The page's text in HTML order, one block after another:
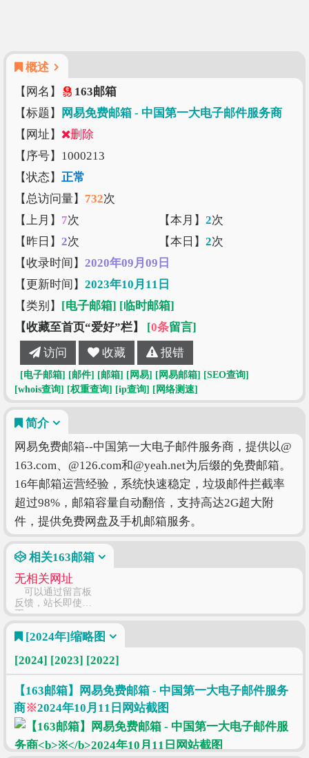
概述
【网名】
163邮箱
【标题】
网易免费邮箱 - 中国第一大电子邮件服务商
【网址】
删除
【序号】1000213
【状态】 正常
【总访问量】 732次
【上月】 7次 【本月】 2次
【昨日】 2次 【本日】 2次
【收录时间】 2020年09月09日
【更新时间】 2023年10月11日
【类别】 [电子邮箱] [临时邮箱]
【收藏至首页“爱好”栏】
[0条留言]
访问 收藏 报错
[电子邮箱] [邮件] [邮箱] [网易] [网易邮箱] [SEO查询]
[whois查询] [权重查询] [ip查询] [网络测速]
简介
网易免费邮箱--中国第一大电子邮件服务商，提供以@
163.com、@126.com和@yeah.net为后缀的免费邮箱。
16年邮箱运营经验，系统快速稳定，垃圾邮件拦截率
超过98%，邮箱容量自动翻倍，支持高达2G超大附
件，提供免费网盘及手机邮箱服务。
相关163邮箱
无相关网址
可以通过留言板
反馈，站长即使修
正
[2024年]缩略图
[2024] [2023] [2022]
【163邮箱】网易免费邮箱 - 中国第一大电子邮件服务
商※2024年10月11日网站截图